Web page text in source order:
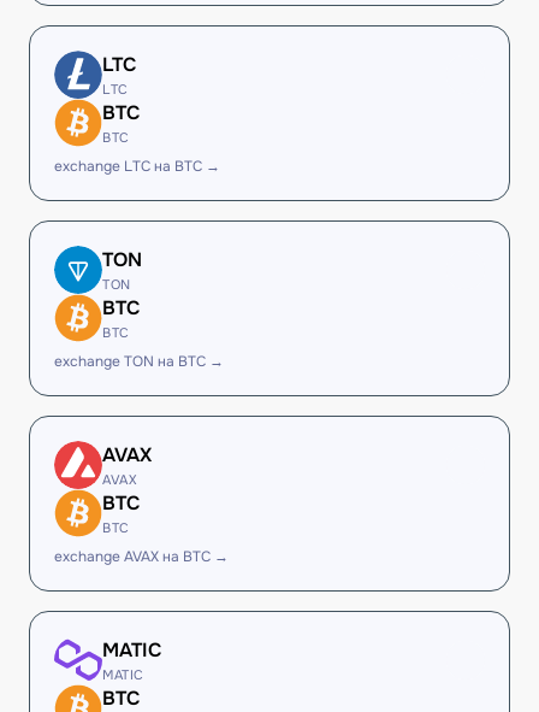
LTC
LTC
BTC
BTC
exchange LTC на BTC →
TON
TON
BTC
BTC
exchange TON на BTC →
AVAX
AVAX
BTC
BTC
exchange AVAX на BTC →
MATIC
MATIC
BTC